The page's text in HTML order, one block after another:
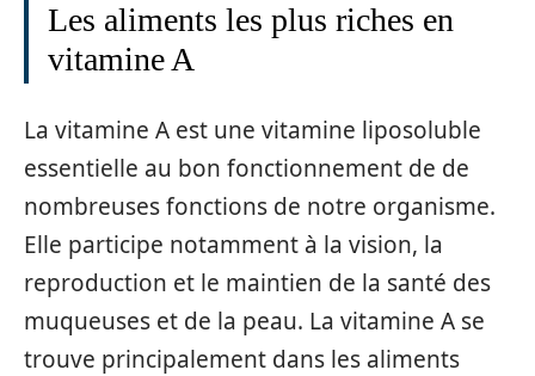
Les aliments les plus riches en
vitamine A
La vitamine A est une vitamine liposoluble
essentielle au bon fonctionnement de de
nombreuses fonctions de notre organisme.
Elle participe notamment à la vision, la
reproduction et le maintien de la santé des
muqueuses et de la peau. La vitamine A se
trouve principalement dans les aliments